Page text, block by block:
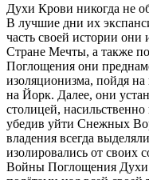
Духи Крови никогда не
В лучшие дни их
часть своей истории
Стране Мечты, а также
Поглощения они
изоляционизма, пойдя
на Йорк. Далее, они
столицей,
убедив уйти Снежных
владения всегда
изолировались от своих
Войны Поглощения Духи